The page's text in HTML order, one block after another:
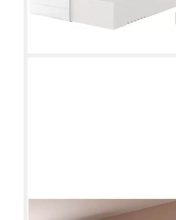
-62%
lieferbar - in 2-3 Werktagen bei dir